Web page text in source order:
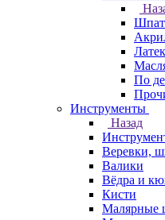
По
Инструменты
Назад
Веревки,
Валики
Вёдра и
Кисти
Малярные